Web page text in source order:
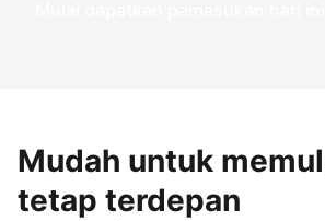
Mulai dapatkan pemasukan hari ini
Mudah untuk
tetap terdepan